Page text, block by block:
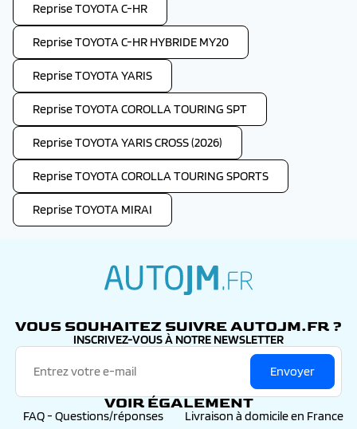
Reprise TOYOTA C-HR
Reprise TOYOTA C-HR HYBRIDE MY20
Reprise TOYOTA YARIS
Reprise TOYOTA COROLLA TOURING SPT
Reprise TOYOTA YARIS CROSS (2026)
Reprise TOYOTA COROLLA TOURING SPORTS
Reprise TOYOTA MIRAI
VOUS SOUHAITEZ SUIVRE AUTOJM.FR ?
INSCRIVEZ-VOUS À NOTRE NEWSLETTER
Envoyer
VOIR ÉGALEMENT
FAQ - Questions/réponses Livraison à domicile en France